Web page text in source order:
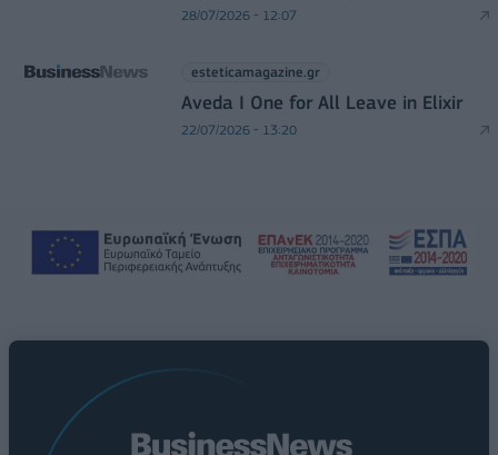
28/07/2026 - 12:07
esteticamagazine.gr
Aveda I One for All Leave in Elixir
22/07/2026 - 13:20